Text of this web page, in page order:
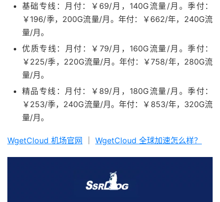
基础专线：月付：￥69/月，140G流量/月。季付：
￥196/季，200G流量/月。年付：￥662/年，240G流
量/月。
优质专线：月付：￥79/月，160G流量/月。季付：
￥225/季，220G流量/月。年付：￥758/年，280G流
量/月。
精品专线：月付：￥89/月，180G流量/月。季付：
￥253/季，240G流量/月。年付：￥853/年，320G流
量/月。
WgetCloud 机场官网 WgetCloud 全球加速怎么样？